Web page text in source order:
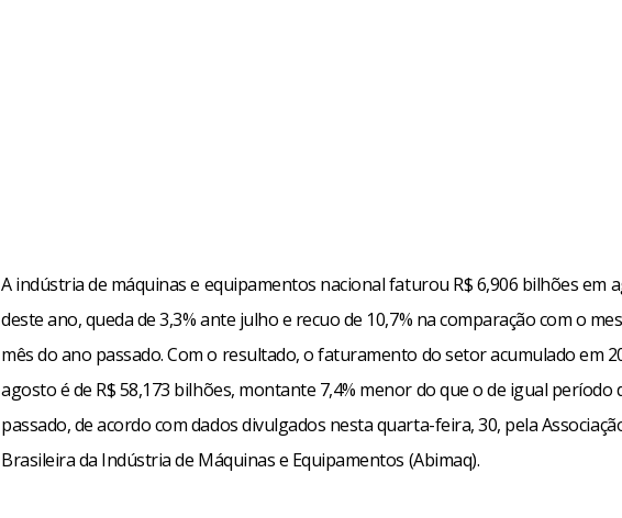
A indústria de máquinas e equipamentos nacional faturou R$ 6,906 bilhões em
deste ano, queda de 3,3% ante julho e recuo de 10,7% na comparação com o
mês do ano passado. Com o resultado, o faturamento do setor acumulado em
agosto é de R$ 58,173 bilhões, montante 7,4% menor do que o de igual período
passado, de acordo com dados divulgados nesta quarta-feira, 30, pela
Brasileira da Indústria de Máquinas e Equipamentos (Abimaq).